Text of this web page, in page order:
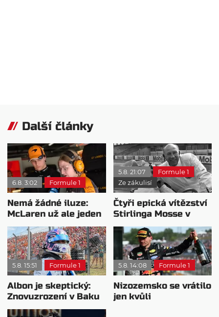
Další články
6.8. 3:02 Formule 1
Nemá žádné iluze:
McLaren už ale jeden
návrat ze dna dokázal
5.8. 21:07
Formule 1
Ze zákulisí
Čtyři epická vítězství
Stirlinga Mosse v
motorsportu
5.8. 15:51 Formule 1
Albon je skeptický:
Znovuzrození v Baku
nepovažuje za reálne
5.8. 14:08 Formule 1
Nizozemsko se vrátilo
jen kvůli